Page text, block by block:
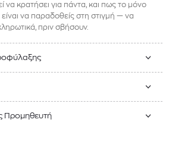
να κρατήσει για πάντα, και πως το μόνο
να παραδοθείς στη στιγμή — να
πριν σβήσουν.
Προμηθευτή